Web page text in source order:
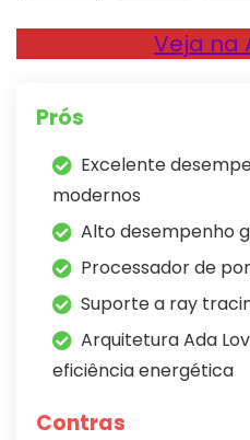
Veja na
Prós
Excelente
modernos
Alto desempenho
Processador de
Suporte a ray
Arquitetura Ada
eficiência energética
Contras